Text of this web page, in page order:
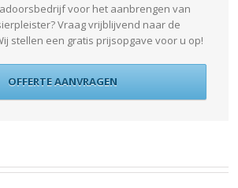
voor het aanbrengen van
Vraag vrijblijvend naar de
stellen een gratis prijsopgave voor u op!
OFFERTE AANVRAGEN